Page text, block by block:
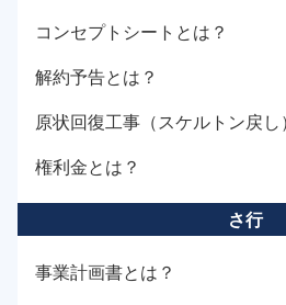
コンセプトシートとは？
解約予告とは？
原状回復工事（スケルトン戻し
権利金とは？
さ行
事業計画書とは？